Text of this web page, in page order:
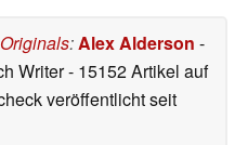
Originals:Alex Alderson -
Writer- 15152 Artikel auf
veröffentlichtseit